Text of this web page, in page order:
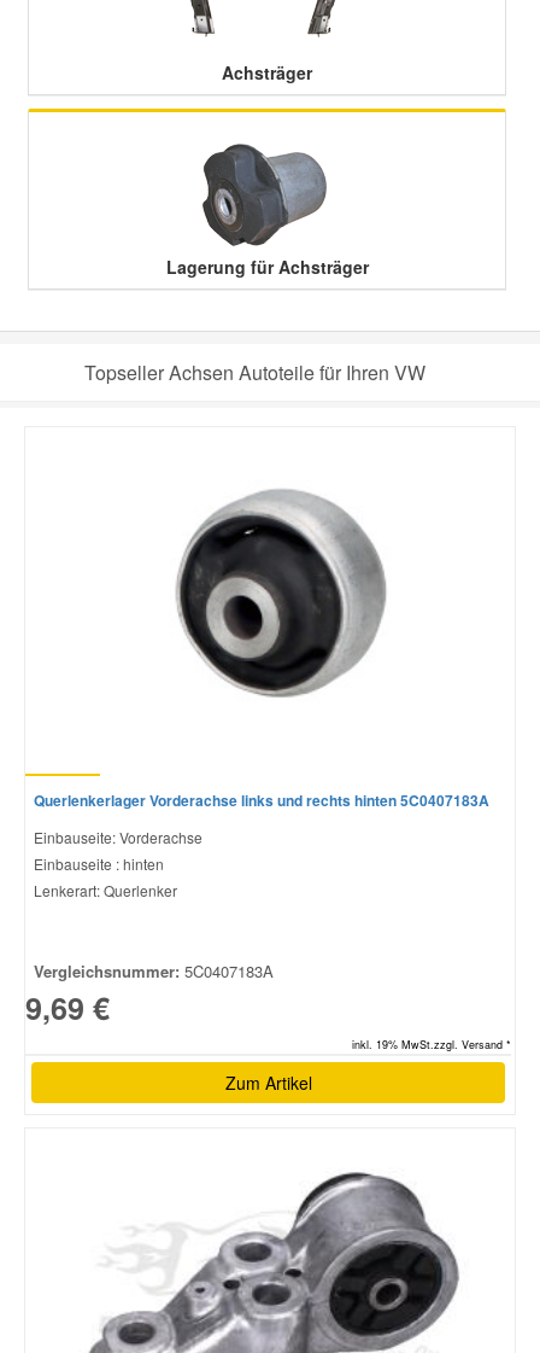
Achsträger
Lagerung für Achsträger
Topseller Achsen Autoteile für Ihren VW
Querlenkerlager Vorderachse links und rechts hinten 5C0407183A
Einbauseite: Vorderachse
Einbauseite : hinten
Lenkerart: Querlenker
Vergleichsnummer: 5C0407183A
9,69 €
inkl. 19% MwSt.zzgl. Versand *
Zum Artikel